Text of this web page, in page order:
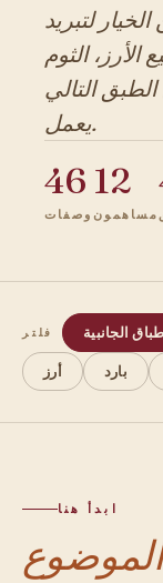
لتبريد
الثوم
التالي
يعمل.
46
وصفات
12
مساهمون
فلتر الجانبية
أرز بارد
ابدأ هنا